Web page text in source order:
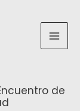
de